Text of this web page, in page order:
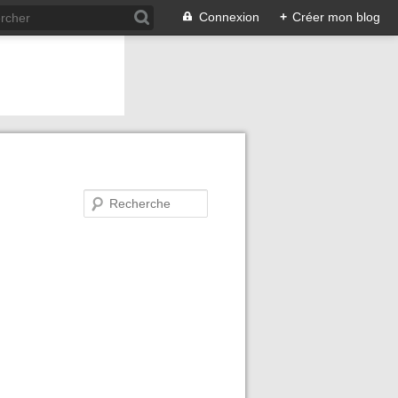
Connexion + Créer mon blog